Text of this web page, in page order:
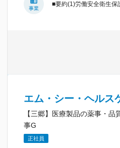
事業
■要約(1)労働安全衛生保
エム・シー・ヘルス
【三郷】医療製品の薬事・
事G
正社員